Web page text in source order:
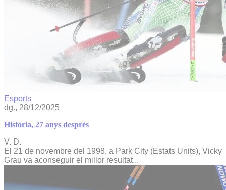
Esports
dg., 28/12/2025
Història, 27 anys després
V. D.
El 21 de novembre del 1998, a Park City (Estats Units), Vicky
Grau va aconseguir el millor resultat...